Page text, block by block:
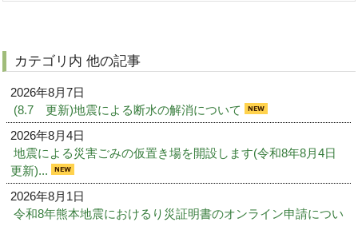
カテゴリ内 他の記事
2026年8月7日
(8.7 更新)地震による断水の解消について
2026年8月4日
地震による災害ごみの仮置き場を開設します(令和8年8月4日
更新)...
2026年8月1日
令和8年熊本地震におけるり災証明書のオンライン申請につい